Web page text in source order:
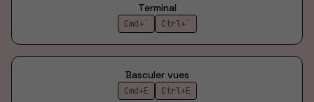
Terminal
Cmd+` Ctrl+`
Basculer vues
Cmd+E Ctrl+E